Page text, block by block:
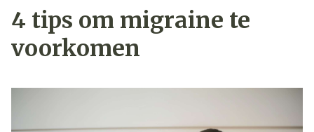
4 tips om migraine te
voorkomen